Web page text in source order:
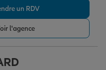
un RDV
l'agence